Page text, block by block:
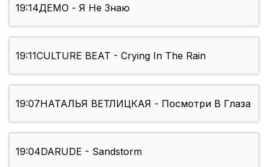
19:14ДЕМО - Я Не Знаю
19:11CULTURE BEAT - Crying In The Rain
19:07НАТАЛЬЯ ВЕТЛИЦКАЯ - Посмотри В Глаза
19:04DARUDE - Sandstorm